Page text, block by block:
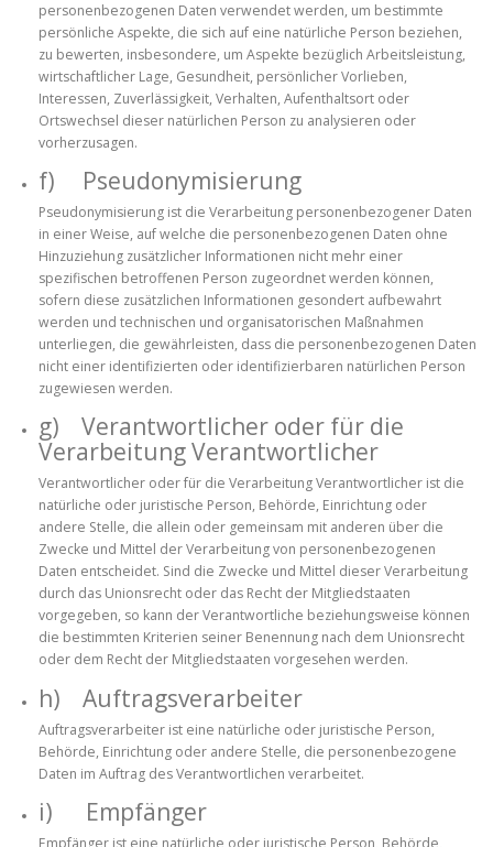
personenbezogenen Daten verwendet werden, um bestimmte
persönliche Aspekte, die sich auf eine natürliche Person beziehen,
zu bewerten, insbesondere, um Aspekte bezüglich Arbeitsleistung,
wirtschaftlicher Lage, Gesundheit, persönlicher Vorlieben,
Interessen, Zuverlässigkeit, Verhalten, Aufenthaltsort oder
Ortswechsel dieser natürlichen Person zu analysieren oder
vorherzusagen.
f) Pseudonymisierung
Pseudonymisierung ist die Verarbeitung personenbezogener Daten
in einer Weise, auf welche die personenbezogenen Daten ohne
Hinzuziehung zusätzlicher Informationen nicht mehr einer
spezifischen betroffenen Person zugeordnet werden können,
sofern diese zusätzlichen Informationen gesondert aufbewahrt
werden und technischen und organisatorischen Maßnahmen
unterliegen, die gewährleisten, dass die personenbezogenen Daten
nicht einer identifizierten oder identifizierbaren natürlichen Person
zugewiesen werden.
g) Verantwortlicher oder für die
Verarbeitung Verantwortlicher
Verantwortlicher oder für die Verarbeitung Verantwortlicher ist die
natürliche oder juristische Person, Behörde, Einrichtung oder
andere Stelle, die allein oder gemeinsam mit anderen über die
Zwecke und Mittel der Verarbeitung von personenbezogenen
Daten entscheidet. Sind die Zwecke und Mittel dieser Verarbeitung
durch das Unionsrecht oder das Recht der Mitgliedstaaten
vorgegeben, so kann der Verantwortliche beziehungsweise können
die bestimmten Kriterien seiner Benennung nach dem Unionsrecht
oder dem Recht der Mitgliedstaaten vorgesehen werden.
h) Auftragsverarbeiter
Auftragsverarbeiter ist eine natürliche oder juristische Person,
Behörde, Einrichtung oder andere Stelle, die personenbezogene
Daten im Auftrag des Verantwortlichen verarbeitet.
i) Empfänger
Empfänger ist eine natürliche oder juristische Person, Behörde,